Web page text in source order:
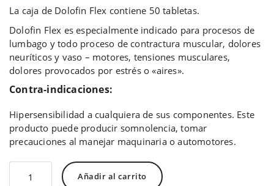
La caja de Dolofin Flex contiene 50 tabletas.
Dolofin Flex es especialmente indicado para procesos de
lumbago y todo proceso de contractura muscular, dolores
neuríticos y vaso – motores, tensiones musculares,
dolores provocados por estrés o «aires».
Contra-indicaciones:
Hipersensibilidad a cualquiera de sus componentes. Este
producto puede producir somnolencia, tomar
precauciones al manejar maquinaria o automotores.
Añadir al carrito